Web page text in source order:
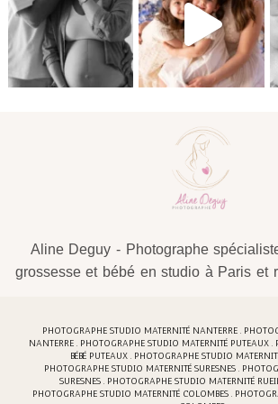
Aline Deguy - Photographe
grossesse et bébé en studio à Paris et
PHOTOGRAPHE STUDIO MATERNITÉ NANTERRE .
NANTERRE . PHOTOGRAPHE STUDIO MATERNITÉ PUTEAUX .
BÉBÉ PUTEAUX . PHOTOGRAPHE STUDIO
PHOTOGRAPHE STUDIO MATERNITÉ SURESNES .
SURESNES . PHOTOGRAPHE STUDIO MATERNITÉ
PHOTOGRAPHE STUDIO MATERNITÉ COLOMBES .